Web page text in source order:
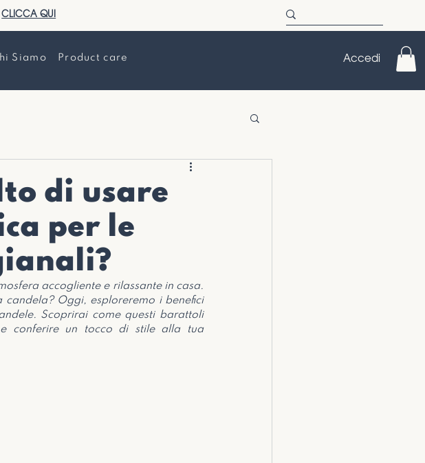
CLICCA QUI
Siamo Product care Accedi
di usare
per le
accogliente e rilassante in casa.
Oggi, esploreremo i benefici
Scoprirai come questi barattoli
conferire un tocco di stile alla tua